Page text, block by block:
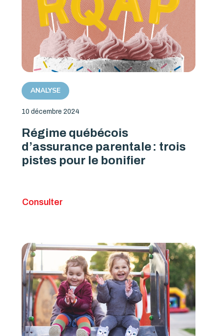
ANALYSE
10 décembre 2024
Régime québécois
d’assurance parentale : trois
pistes pour le bonifier
Consulter